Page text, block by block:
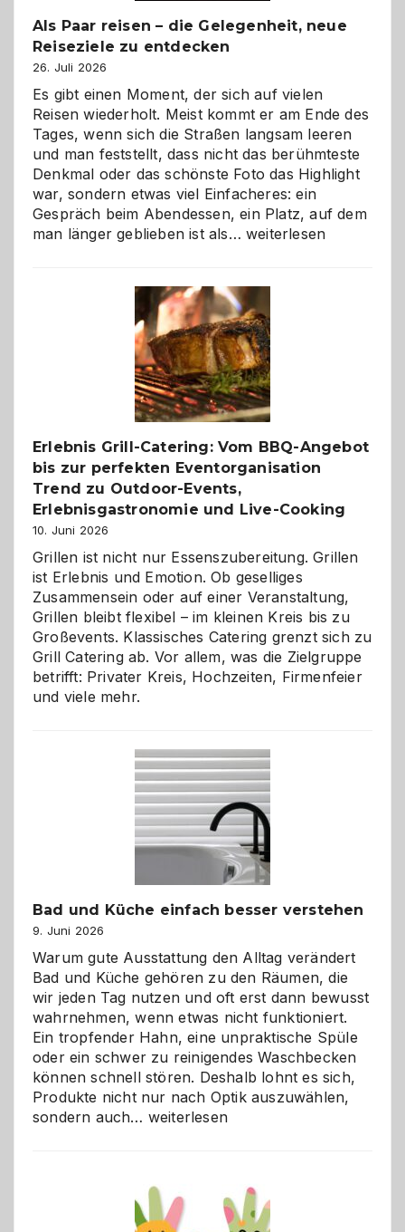
Als Paar reisen – die Gelegenheit, neue
Reiseziele zu entdecken
26. Juli 2026
Es gibt einen Moment, der sich auf vielen
Reisen wiederholt. Meist kommt er am Ende des
Tages, wenn sich die Straßen langsam leeren
und man feststellt, dass nicht das berühmteste
Denkmal oder das schönste Foto das Highlight
war, sondern etwas viel Einfacheres: ein
Gespräch beim Abendessen, ein Platz, auf dem
man länger geblieben ist als… Als
–
die
Gelegenheit,
neue
Reiseziele
zu
entdecken
weiterlesen
Erlebnis Grill-Catering: Vom BBQ-Angebot
bis zur perfekten Eventorganisation
Trend zu Outdoor-Events,
Erlebnisgastronomie und Live-Cooking
10. Juni 2026
Grillen ist nicht nur Essenszubereitung. Grillen
ist Erlebnis und Emotion. Ob geselliges
Zusammensein oder auf einer Veranstaltung,
Grillen bleibt flexibel – im kleinen Kreis bis zu
Großevents. Klassisches Catering grenzt sich zu
Grill Catering ab. Vor allem, was die Zielgruppe
betrifft: Privater Kreis, Hochzeiten, Firmenfeier
und viele mehr.
Bad und Küche einfach besser verstehen
9. Juni 2026
Warum gute Ausstattung den Alltag verändert
Bad und Küche gehören zu den Räumen, die
wir jeden Tag nutzen und oft erst dann bewusst
wahrnehmen, wenn etwas nicht funktioniert.
Ein tropfender Hahn, eine unpraktische Spüle
oder ein schwer zu reinigendes Waschbecken
können schnell stören. Deshalb lohnt es sich,
Produkte nicht nur nach Optik auszuwählen,
sondern auch… Bad
besser
verstehen
weiterlesen